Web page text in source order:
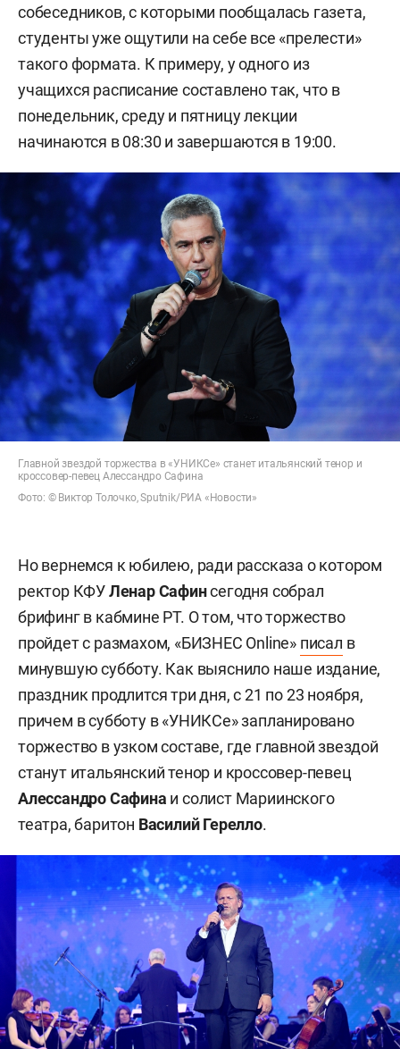
собеседников, с которыми пообщалась газета,
студенты уже ощутили на себе все «прелести»
такого формата. К примеру, у одного из
учащихся расписание составлено так, что в
понедельник, среду и пятницу лекции
начинаются в 08:30 и завершаются в 19:00.
Главной звездой торжества в «УНИКСе» станет итальянский тенор и
кроссовер-певец Алессандро Сафина
Фото: © Виктор Толочко, Sputnik/РИА «Новости»
Но вернемся к юбилею, ради рассказа о котором
ректор КФУЛенар Сафинсегодня собрал
брифинг в кабмине РТ. О том, что торжество
пройдет с размахом, «БИЗНЕС Online» писал в
минувшую субботу. Как выяснило наше издание,
праздник продлится три дня, с 21 по 23 ноября,
причем в субботу в «УНИКСе» запланировано
торжество в узком составе, где главной звездой
станут итальянский тенор и кроссовер-певец
Алессандро Сафина и солист Мариинского
театра, баритон Василий Герелло.